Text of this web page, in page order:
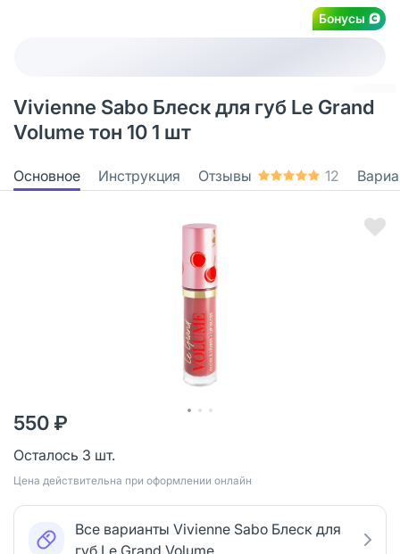
Бонусы
Vivienne Sabo Блеск для губ Le Grand
Volume тон 10 1 шт
Основное Инструкция Отзывы 12
550 ₽
Осталось 3 шт.
Цена действительна при оформлении онлайн
Все варианты Vivienne Sabo Блеск для
губ Le Grand Volume